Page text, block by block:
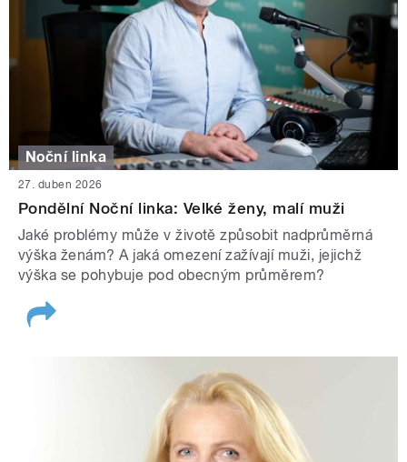
Noční linka
27. duben 2026
Pondělní Noční linka: Velké ženy, malí muži
Jaké problémy může v životě způsobit nadprůměrná
výška ženám? A jaká omezení zažívají muži, jejichž
výška se pohybuje pod obecným průměrem?